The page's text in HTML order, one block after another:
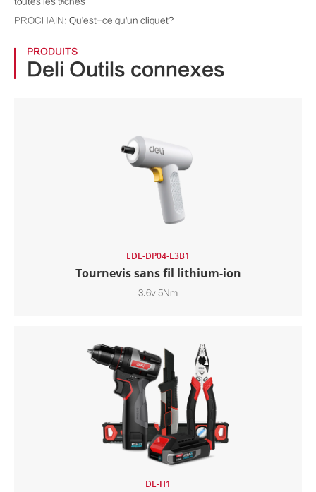
PROCHAIN: Qu'est-ce qu'un cliquet?
PRODUITS
Deli Outils connexes
EDL-DP04-E3B1
Tournevis sans fil lithium-ion
3.6v 5Nm
DL-H1